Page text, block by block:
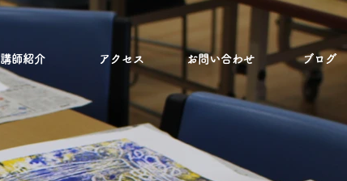
講師紹介 アクセス お問い合わせ ブログ